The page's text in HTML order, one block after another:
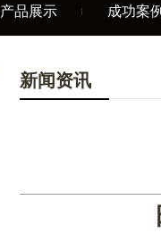
产品展示 成功案
新闻资讯